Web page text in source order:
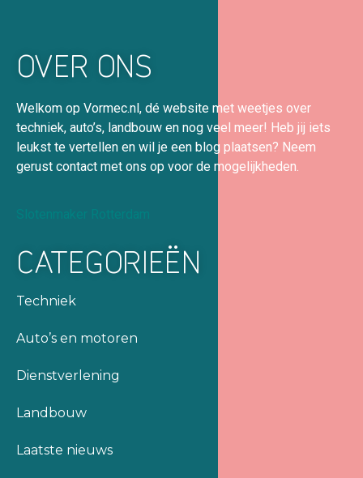
OVER ONS
Welkom op Vormec.nl, dé website met weetjes over
techniek, auto’s, landbouw en nog veel meer! Heb jij iets
leukst te vertellen en wil je een blog plaatsen? Neem
gerust contact met ons op voor de mogelijkheden.
CATEGORIEËN
Techniek
Auto’s en motoren
Dienstverlening
Landbouw
Laatste nieuws